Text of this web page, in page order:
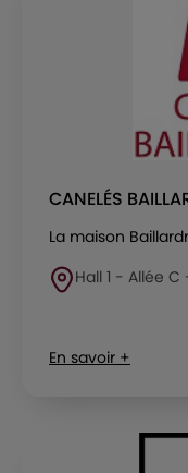
CANELÉS
La maison
Hall 1 - Allée C
En savoir +